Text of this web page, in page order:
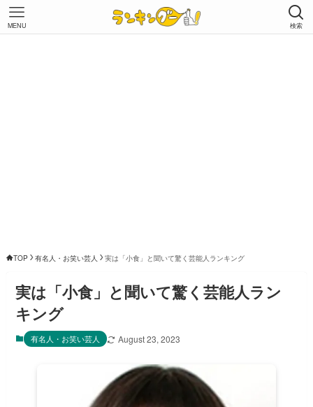
検索
MENU
TOP 有名人・お笑い芸人 実は「小食」と聞いて驚く芸能人ランキング
実は「小食」と聞いて驚く芸能人ラン
キング
有名人・お笑い芸人 August 23, 2023